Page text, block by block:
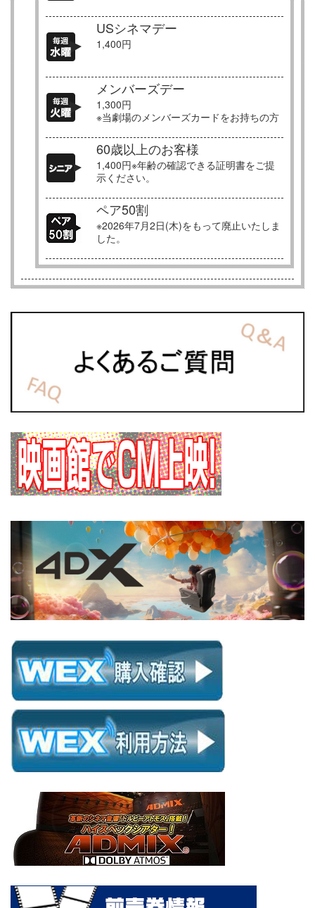
USシネマデー
1,400円
メンバーズデー
1,300円
※当劇場のメンバーズカードをお持ちの方
60歳以上のお客様
1,400円※年齢の確認できる証明書をご提
示ください。
ペア50割
※2026年7月2日(木)をもって廃止いたしま
した。